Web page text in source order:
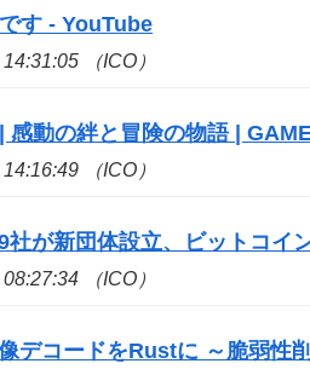
す - YouTube
（ICO）
動の絆と冒険の物語 |
（ICO）
社が新団体設立、ビットコイ
（ICO）
デコードをRustに ～脆弱性